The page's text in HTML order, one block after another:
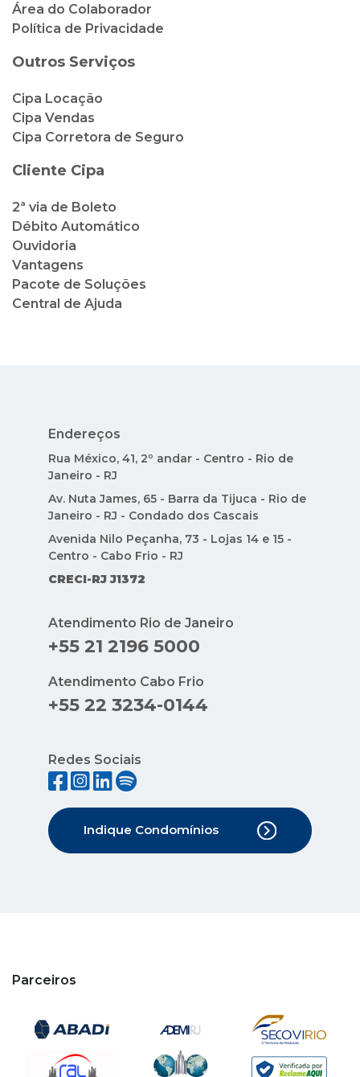
Área do Colaborador
Política de Privacidade
Outros Serviços
Cipa Locação
Cipa Vendas
Cipa Corretora de Seguro
Cliente Cipa
2ª via de Boleto
Débito Automático
Ouvidoria
Vantagens
Pacote de Soluções
Central de Ajuda
Endereços
Rua México, 41, 2º andar - Centro - Rio de
Janeiro - RJ
Av. Nuta James, 65 - Barra da Tijuca - Rio de
Janeiro - RJ - Condado dos Cascais
Avenida Nilo Peçanha, 73 - Lojas 14 e 15 -
Centro - Cabo Frio - RJ
CRECI-RJ J1372
Atendimento Rio de Janeiro
+55 21 2196 5000
Atendimento Cabo Frio
+55 22 3234-0144
Redes Sociais
Indique Condomínios
Parceiros